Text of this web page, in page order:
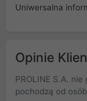
Uniwersalna
Opinie
PROLINE S.A.
pochodzą od